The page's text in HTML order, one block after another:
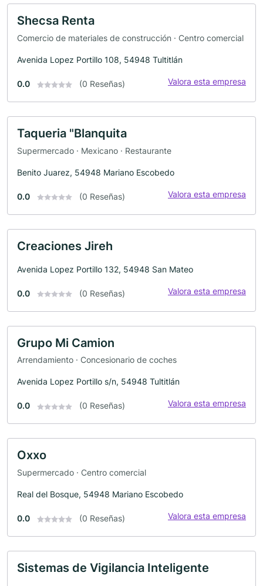
Shecsa Renta
Comercio de materiales de construcción · Centro comercial
Avenida Lopez Portillo 108, 54948 Tultitlán
0.0 (0 Reseñas) Valora esta empresa
Taqueria "Blanquita
Supermercado · Mexicano · Restaurante
Benito Juarez, 54948 Mariano Escobedo
0.0 (0 Reseñas) Valora esta empresa
Creaciones Jireh
Avenida Lopez Portillo 132, 54948 San Mateo
0.0 (0 Reseñas) Valora esta empresa
Grupo Mi Camion
Arrendamiento · Concesionario de coches
Avenida Lopez Portillo s/n, 54948 Tultitlán
0.0 (0 Reseñas) Valora esta empresa
Oxxo
Supermercado · Centro comercial
Real del Bosque, 54948 Mariano Escobedo
0.0 (0 Reseñas) Valora esta empresa
Sistemas de Vigilancia Inteligente